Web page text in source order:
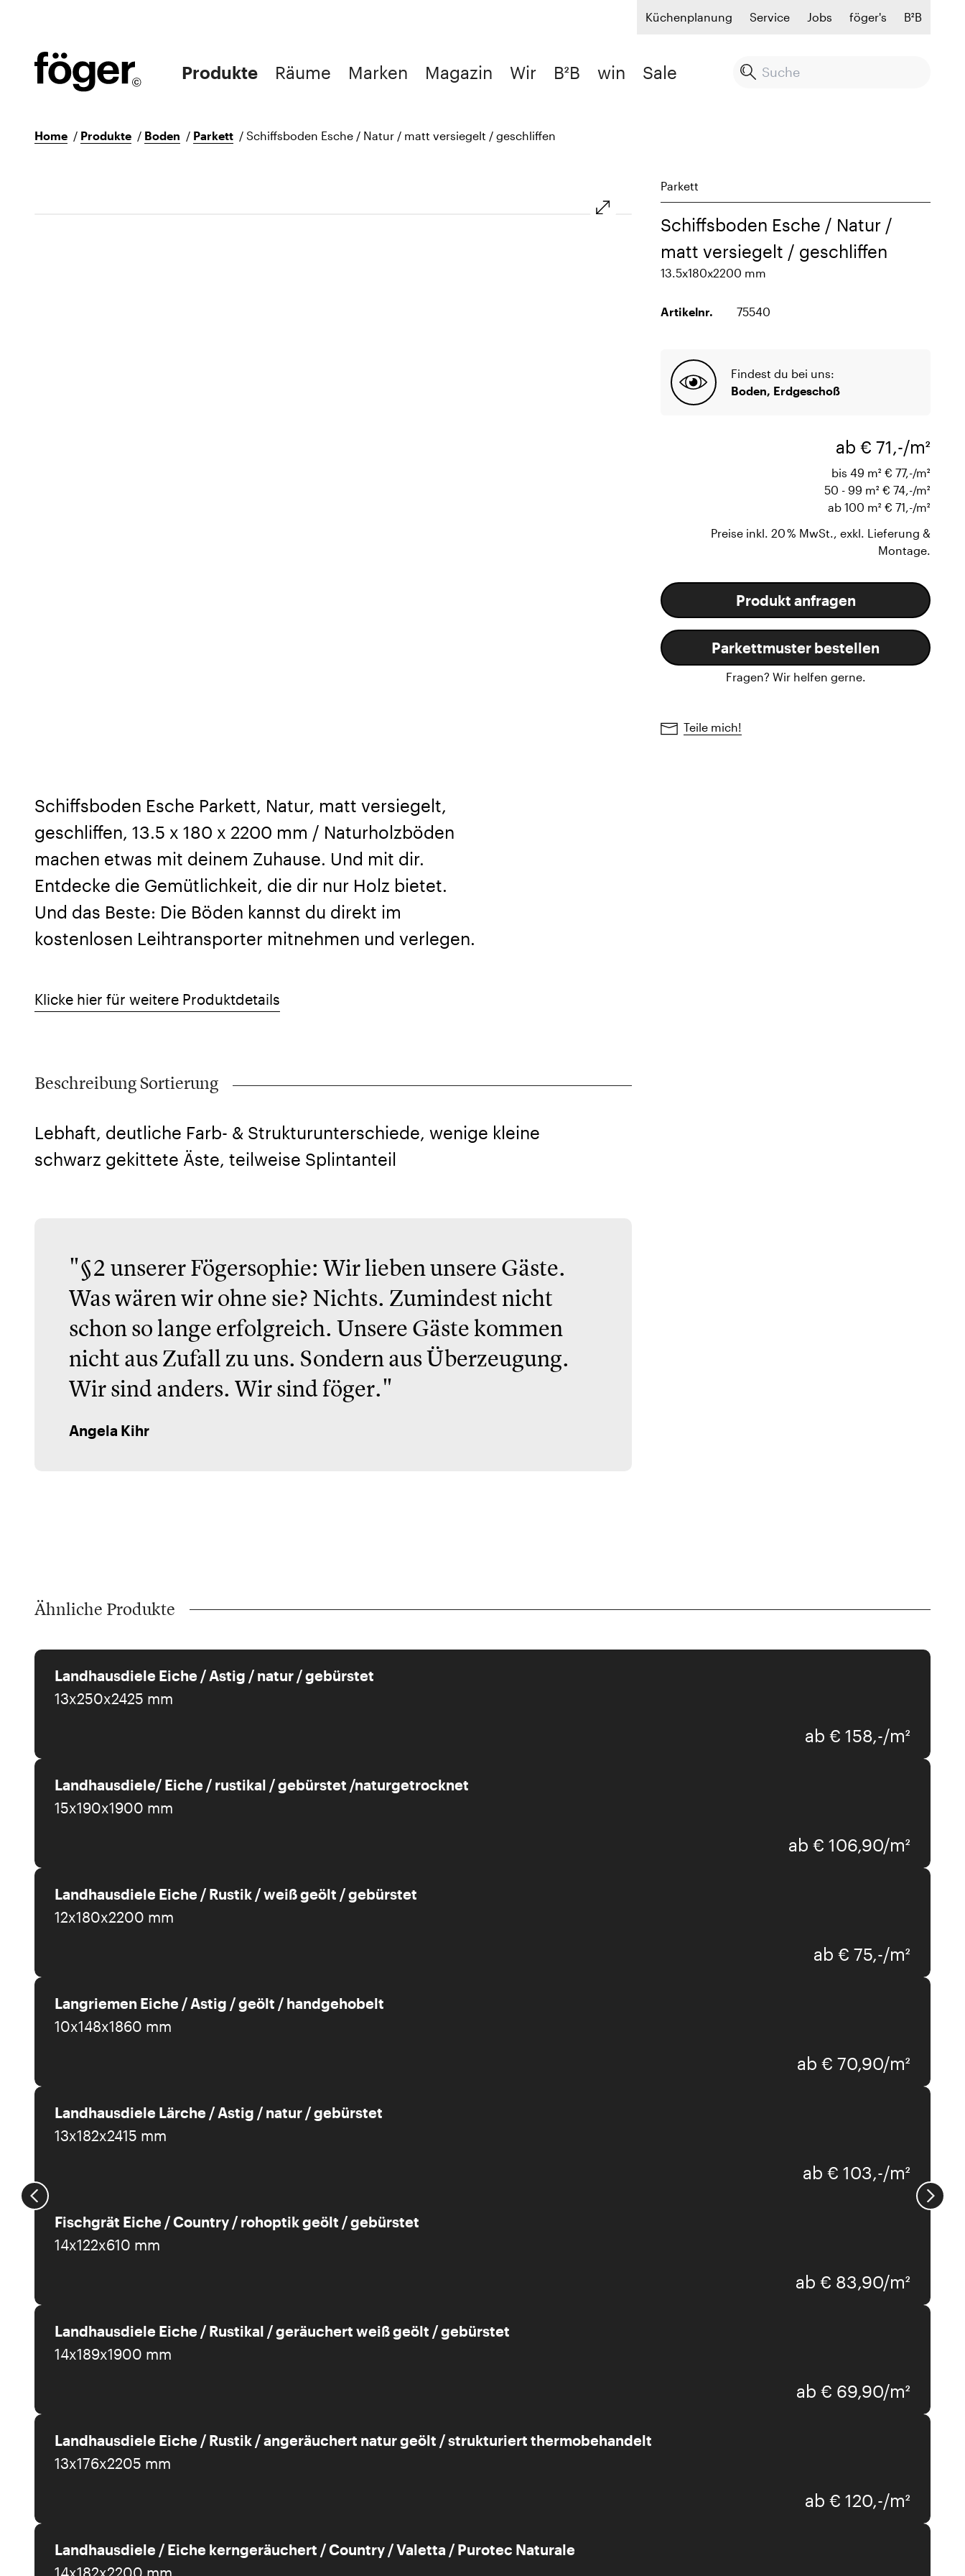
Küchenplanung Service Jobs föger's B²B
Produkte Räume Marken Magazin Wir B²B win Sale
Home / Produkte / Boden / Parkett / Schiffsboden Esche / Natur / matt versiegelt / geschliffen
Parkett
Schiffsboden Esche / Natur /
matt versiegelt / geschliffen
13.5x180x2200 mm
Artikelnr. 75540
Findest du bei uns:
Boden, Erdgeschoß
ab € 71,-/m²
bis 49 m² € 77,-/m²
50 - 99 m² € 74,-/m²
ab 100 m² € 71,-/m²
Preise inkl. 20 % MwSt., exkl. Lieferung &
Montage.
Produkt anfragen
Parkettmuster bestellen
Fragen? Wir helfen gerne.
Teile mich!
Schiffsboden Esche Parkett, Natur, matt versiegelt,
geschliffen, 13.5 x 180 x 2200 mm / Naturholzböden
machen etwas mit deinem Zuhause. Und mit dir.
Entdecke die Gemütlichkeit, die dir nur Holz bietet.
Und das Beste: Die Böden kannst du direkt im
kostenlosen Leihtransporter mitnehmen und verlegen.
Klicke hier für weitere Produktdetails
Beschreibung Sortierung
Lebhaft, deutliche Farb- & Strukturunterschiede, wenige kleine
schwarz gekittete Äste, teilweise Splintanteil
"§2 unserer Fögersophie: Wir lieben unsere Gäste.
Was wären wir ohne sie? Nichts. Zumindest nicht
schon so lange erfolgreich. Unsere Gäste kommen
nicht aus Zufall zu uns. Sondern aus Überzeugung.
Wir sind anders. Wir sind föger."
Angela Kihr
Ähnliche Produkte
Landhausdiele Eiche / Astig / natur / gebürstet
13x250x2425 mm
ab € 158,-/m²
woodbase
Landhausdiele/ Eiche / rustikal / gebürstet /naturgetrocknet
15x190x1900 mm
ab € 106,90/m²
Landhausdiele Eiche / Rustik / weiß geölt / gebürstet
12x180x2200 mm
ab € 75,-/m²
Langriemen Eiche / Astig / geölt / handgehobelt
10x148x1860 mm
ab € 70,90/m²
Landhausdiele Lärche / Astig / natur / gebürstet
13x182x2415 mm
ab € 103,-/m²
Fischgrät Eiche / Country / rohoptik geölt / gebürstet
14x122x610 mm
ab € 83,90/m²
Landhausdiele Eiche / Rustikal / geräuchert weiß geölt / gebürstet
14x189x1900 mm
ab € 69,90/m²
Landhausdiele Eiche / Rustik / angeräuchert natur geölt / strukturiert thermobehandelt
13x176x2205 mm
ab € 120,-/m²
Landhausdiele / Eiche kerngeräuchert / Country / Valetta / Purotec Naturale
14x182x2200 mm